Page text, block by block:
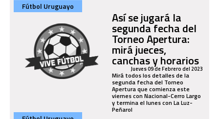
Fútbol Uruguayo
Así se jugará la
segunda fecha del
Torneo Apertura:
mirá jueces,
canchas y horarios
Jueves 09 de Febrero del 2023
Mirá todos los detalles de la
segunda fecha del Torneo
Apertura que comienza este
viernes con Nacional-Cerro Largo
y termina el lunes con La Luz-
Peñarol